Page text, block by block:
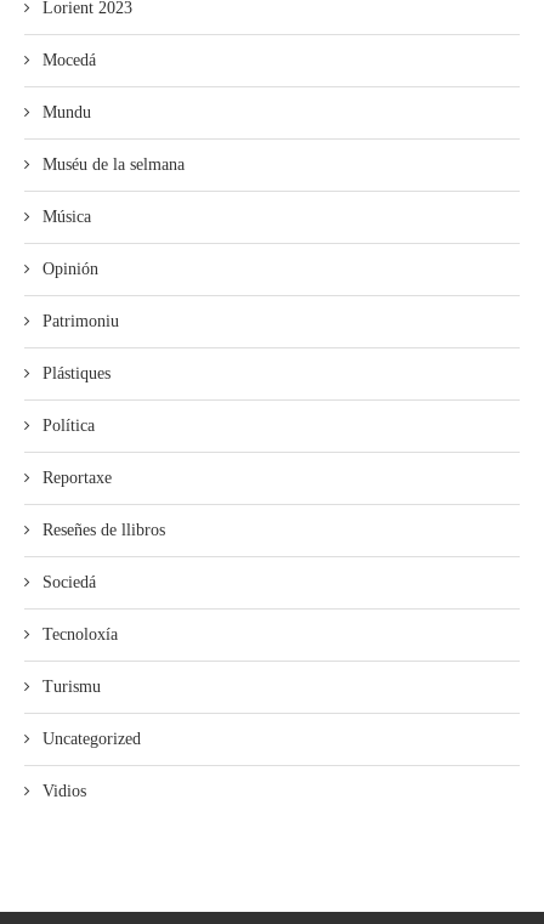
Lorient 2023
Mocedá
Mundu
Muséu de la selmana
Música
Opinión
Patrimoniu
Plástiques
Política
Reportaxe
Reseñes de llibros
Sociedá
Tecnoloxía
Turismu
Uncategorized
Vidios